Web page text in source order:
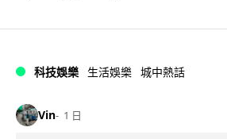
科技娛樂 生活娛樂 城中熱話
Vin 1 日